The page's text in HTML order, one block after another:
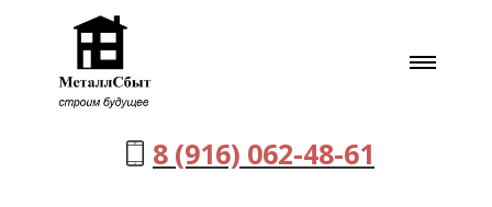
8 (916) 062-48-61